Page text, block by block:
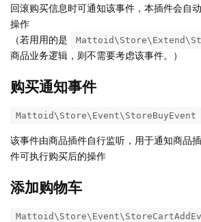
回滚购买信息时可通知该事件，本插件会自
操作
（若用用的是
商品业务逻辑，则不需要考虑该事件。）
购买通知事件
Mattoid\Store\Event\StoreBuyEvent
该事件由商品插件自行监听，用于通知商品
件可执行购买后的操作
添加购物车